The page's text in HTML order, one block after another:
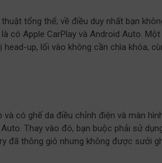
tổng thể; về điều duy nhất bạn
có Apple CarPlay và Android Auto.
up, lối vào không cần chìa khóa,
và có ghế da điều chỉnh điện và màn
Thay vào đó, bạn buộc phải sử
đã thông gió nhưng không được sưởi